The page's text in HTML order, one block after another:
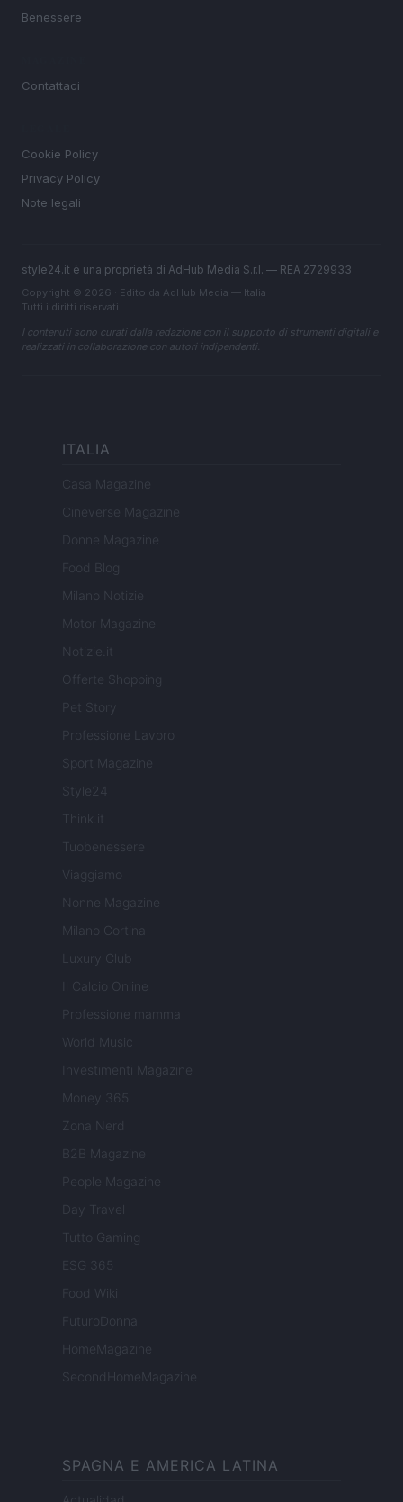
Benessere
Contattaci
Cookie Policy
Privacy Policy
Note legali
style24.it è una proprietà di AdHub Media S.r.l. — REA 2729933
Copyright © 2026 · Edito da AdHub Media — Italia
Tutti i diritti riservati
I contenuti sono curati dalla redazione con il supporto di strumenti digitali e
realizzati in collaborazione con autori indipendenti.
ITALIA
Casa Magazine
Cineverse Magazine
Donne Magazine
Food Blog
Milano Notizie
Motor Magazine
Notizie.it
Offerte Shopping
Pet Story
Professione Lavoro
Sport Magazine
Style24
Think.it
Tuobenessere
Viaggiamo
Nonne Magazine
Milano Cortina
Luxury Club
Il Calcio Online
Professione mamma
World Music
Investimenti Magazine
Money 365
Zona Nerd
B2B Magazine
People Magazine
Day Travel
Tutto Gaming
ESG 365
Food Wiki
FuturoDonna
HomeMagazine
SecondHomeMagazine
SPAGNA E AMERICA LATINA